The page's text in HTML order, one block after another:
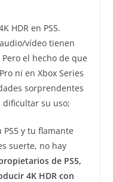
HDR en PS5.
vídeo tienen
el hecho de que
ni en Xbox Series
sorprendentes
su uso;
PS5 y tu flamante
suerte, no hay
de PS5,
4K HDR con